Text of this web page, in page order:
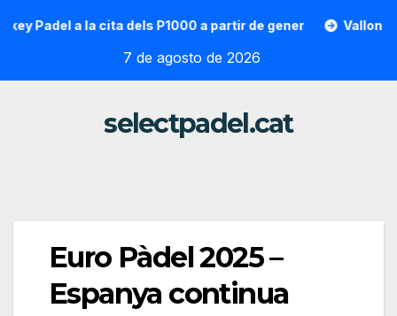
a la cita dels P1000 a partir de gener Vallon Hoarau
7 de agosto de 2026
selectpadel.cat
Euro Pàdel 2025 –
Espanya continua